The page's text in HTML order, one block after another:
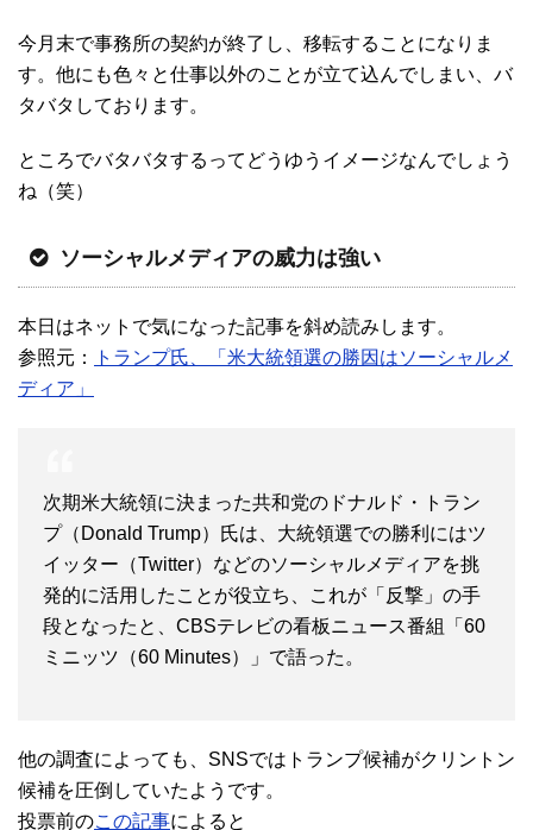
今月末で事務所の契約が終了し、移転することになりま
す。他にも色々と仕事以外のことが立て込んでしまい、バ
タバタしております。
ところでバタバタするってどうゆうイメージなんでしょう
ね（笑）
ソーシャルメディアの威力は強い
本日はネットで気になった記事を斜め読みします。
参照元：
トランプ氏、「米大統領選の勝因はソーシャルメ
ディア」
次期米大統領に決まった共和党のドナルド・トラン
プ（Donald Trump）氏は、大統領選での勝利にはツ
イッター（Twitter）などのソーシャルメディアを挑
発的に活用したことが役立ち、これが「反撃」の手
段となったと、CBSテレビの看板ニュース番組「60
ミニッツ（60 Minutes）」で語った。
他の調査によっても、SNSではトランプ候補がクリントン
候補を圧倒していたようです。
投票前のこの記事によると